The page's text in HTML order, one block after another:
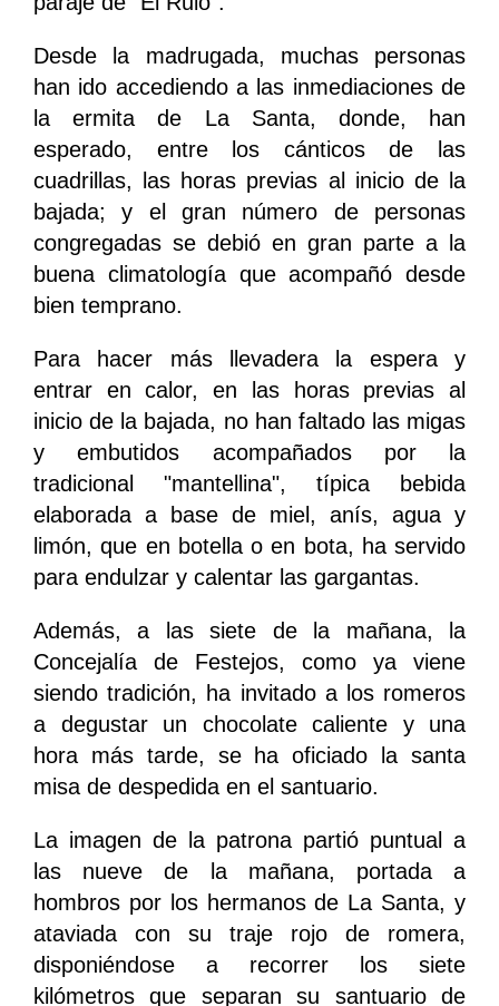
Desde la madrugada, muchas personas
han ido accediendo a las inmediaciones de
la ermita de La Santa, donde, han
esperado, entre los cánticos de las
cuadrillas, las horas previas al inicio de la
bajada; y el gran número de personas
congregadas se debió en gran parte a la
buena climatología que acompañó desde
bien temprano.
Para hacer más llevadera la espera y
entrar en calor, en las horas previas al
inicio de la bajada, no han faltado las migas
y embutidos acompañados por la
tradicional "mantellina", típica bebida
elaborada a base de miel, anís, agua y
limón, que en botella o en bota, ha servido
para endulzar y calentar las gargantas.
Además, a las siete de la mañana, la
Concejalía de Festejos, como ya viene
siendo tradición, ha invitado a los romeros
a degustar un chocolate caliente y una
hora más tarde, se ha oficiado la santa
misa de despedida en el santuario.
La imagen de la patrona partió puntual a
las nueve de la mañana, portada a
hombros por los hermanos de La Santa, y
ataviada con su traje rojo de romera,
disponiéndose a recorrer los siete
kilómetros que separan su santuario de